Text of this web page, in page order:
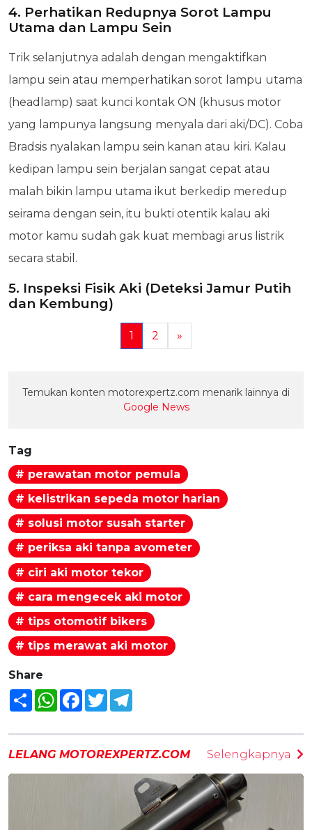
4. Perhatikan Redupnya Sorot Lampu
Utama dan Lampu Sein
Trik selanjutnya adalah dengan mengaktifkan
lampu sein atau memperhatikan sorot lampu utama
(headlamp) saat kunci kontak ON (khusus motor
yang lampunya langsung menyala dari aki/DC). Coba
Bradsis nyalakan lampu sein kanan atau kiri. Kalau
kedipan lampu sein berjalan sangat cepat atau
malah bikin lampu utama ikut berkedip meredup
seirama dengan sein, itu bukti otentik kalau aki
motor kamu sudah gak kuat membagi arus listrik
secara stabil.
5. Inspeksi Fisik Aki (Deteksi Jamur Putih
dan Kembung)
1 2 »
Temukan konten motorexpertz.com menarik lainnya di
Google News
Tag
# perawatan motor pemula
# kelistrikan sepeda motor harian
# solusi motor susah starter
# periksa aki tanpa avometer
# ciri aki motor tekor
# cara mengecek aki motor
# tips otomotif bikers
# tips merawat aki motor
Share
Share WhatsAppFacebook
Twitter
LELANG MOTOREXPERTZ.COM Selengkapnya